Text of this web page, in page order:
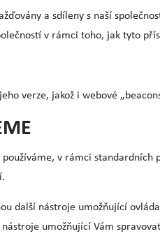
a sdíleny s naší
v rámci toho, jak tyto
verze, jakož i webové
v rámci
další nástroje umožňující
umožňující Vám